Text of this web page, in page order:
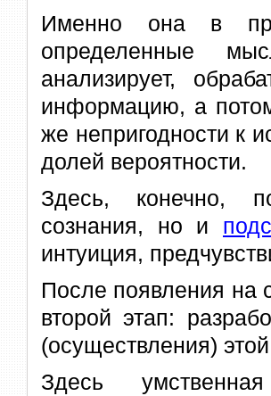
Именно она в
определенные
анализирует,
информацию, а
же непригодности к
долей вероятности.
Здесь, конечно,
сознания, но и
интуиция,
После появления на
второй этап:
(осуществления)
Здесь